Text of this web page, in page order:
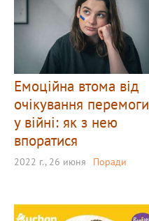
Емоційна втома від
очікування перемоги
у війні: як з нею
впоратися
2022 г., 26 июня Поради